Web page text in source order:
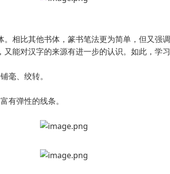
相比其他书体，篆书笔法更为简单，但又强
能对汉字的来源有进一步的认识。如此，学
毫、绞转。
有弹性的线条。